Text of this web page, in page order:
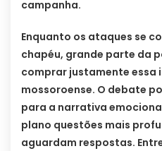
campanha.
Enquanto os ataques se
chapéu, grande parte da
comprar justamente essa
mossoroense. O debate
para a narrativa
plano questões mais
aguardam respostas.